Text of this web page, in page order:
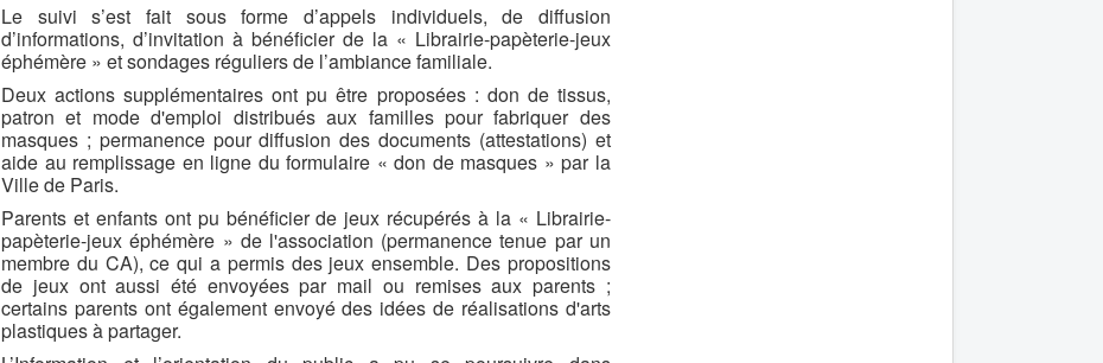
Le suivi s’est fait sous forme d’appels individuels, de diffusion
d’informations, d’invitation à bénéficier de la « Librairie-papèterie-jeux
éphémère » et sondages réguliers de l’ambiance familiale.
Deux actions supplémentaires ont pu être proposées : don de tissus,
patron et mode d'emploi distribués aux familles pour fabriquer des
masques ; permanence pour diffusion des documents (attestations) et
aide au remplissage en ligne du formulaire « don de masques » par la
Ville de Paris.
Parents et enfants ont pu bénéficier de jeux récupérés à la « Librairie-
papèterie-jeux éphémère » de l'association (permanence tenue par un
membre du CA), ce qui a permis des jeux ensemble. Des propositions
de jeux ont aussi été envoyées par mail ou remises aux parents ;
certains parents ont également envoyé des idées de réalisations d'arts
plastiques à partager.